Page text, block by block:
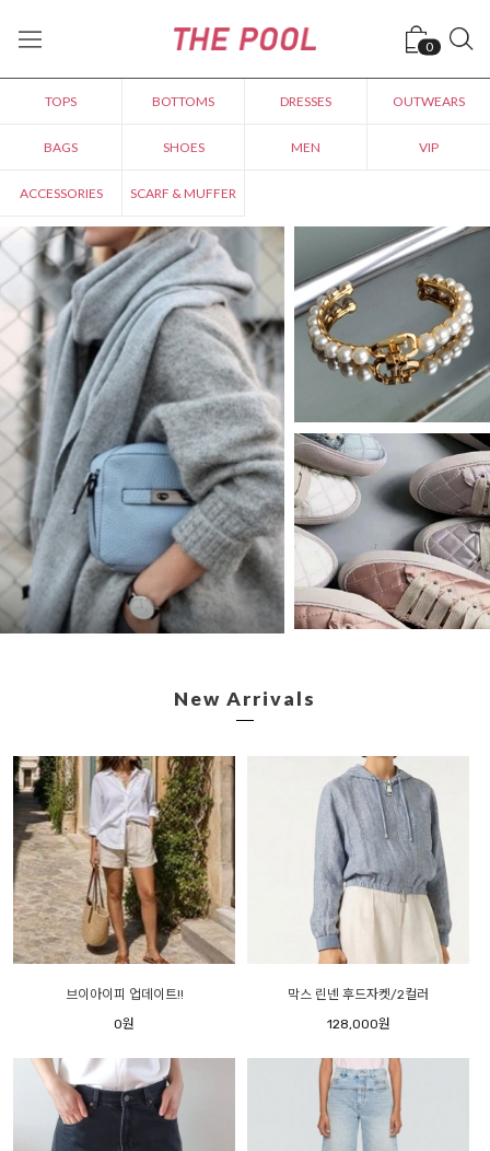
0
TOPS BOTTOMS DRESSES OUTWEARS
BAGS SHOES MEN VIP
ACCESSORIES SCARF & MUFFER
New Arrivals
브이아이피 업데이트!!
0원
막스 린넨 후드자켓/2컬러
128,000원